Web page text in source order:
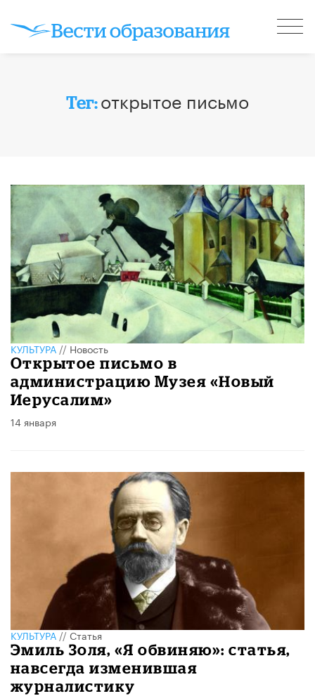
Тег:открытое письмо
КУЛЬТУРА//Новость
Открытое письмо в
администрацию Музея «Новый
Иерусалим»
14 января
КУЛЬТУРА//Статья
Эмиль Золя, «Я обвиняю»: статья,
навсегда изменившая
журналистику